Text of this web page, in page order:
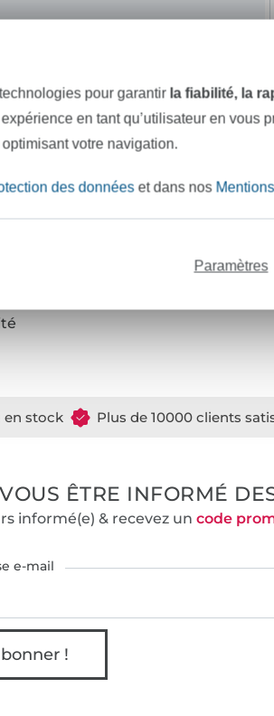
en stock Plus de 10000 clients
ÊTRE INFORMÉ
informé(e) & recevez un code
e-mail
!
pour garantir la fiabilité, la
en tant qu’utilisateur en vous
votre navigation.
des donnéeset dans nos
Paramètres